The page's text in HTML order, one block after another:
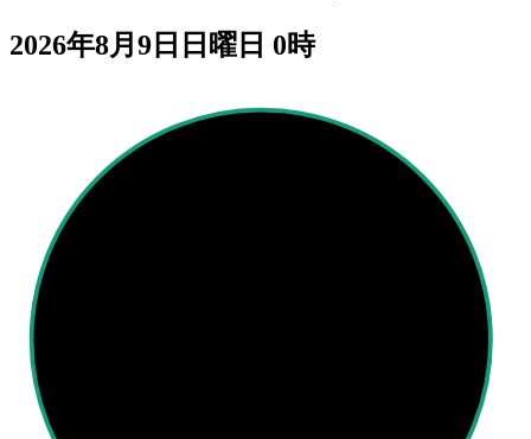
2026年8月9日日曜日 0時